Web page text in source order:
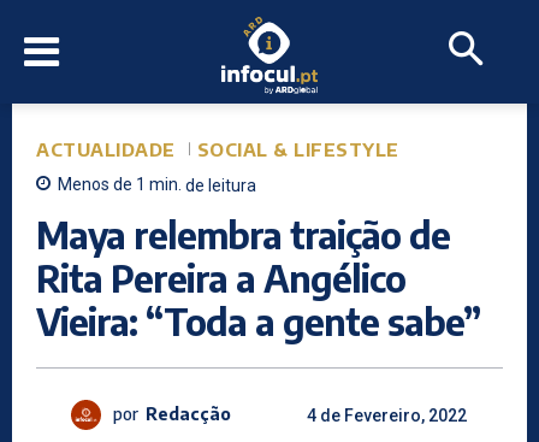
ACTUALIDADE SOCIAL & LIFESTYLE
Menos de 1 min. de leitura
Maya relembra traição de
Rita Pereira a Angélico
Vieira: “Toda a gente sabe”
por Redacção 4 de Fevereiro, 2022